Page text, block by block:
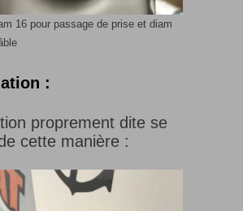
16 pour passage de prise et diam
:
proprement dite se
cette manière :